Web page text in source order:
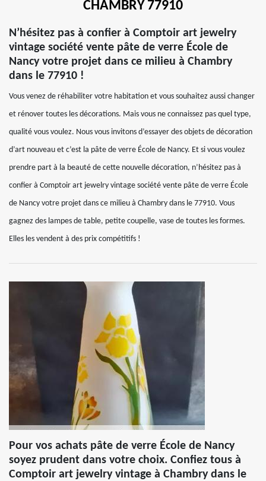
CHAMBRY 77910
N’hésitez pas à confier à Comptoir art jewelry
vintage société vente pâte de verre École de
Nancy votre projet dans ce milieu à Chambry
dans le 77910 !
Vous venez de réhabiliter votre habitation et vous souhaitez aussi changer
et rénover toutes les décorations. Mais vous ne connaissez pas quel type,
qualité vous voulez. Nous vous invitons d’essayer des objets de décoration
d’art nouveau et c’est la pâte de verre École de Nancy. Et si vous voulez
prendre part à la beauté de cette nouvelle décoration, n’hésitez pas à
confier à Comptoir art jewelry vintage société vente pâte de verre École
de Nancy votre projet dans ce milieu à Chambry dans le 77910. Vous
gagnez des lampes de table, petite coupelle, vase de toutes les formes.
Elles les vendent à des prix compétitifs !
Pour vos achats pâte de verre École de Nancy
soyez prudent dans votre choix. Confiez tous à
Comptoir art jewelry vintage à Chambry dans le